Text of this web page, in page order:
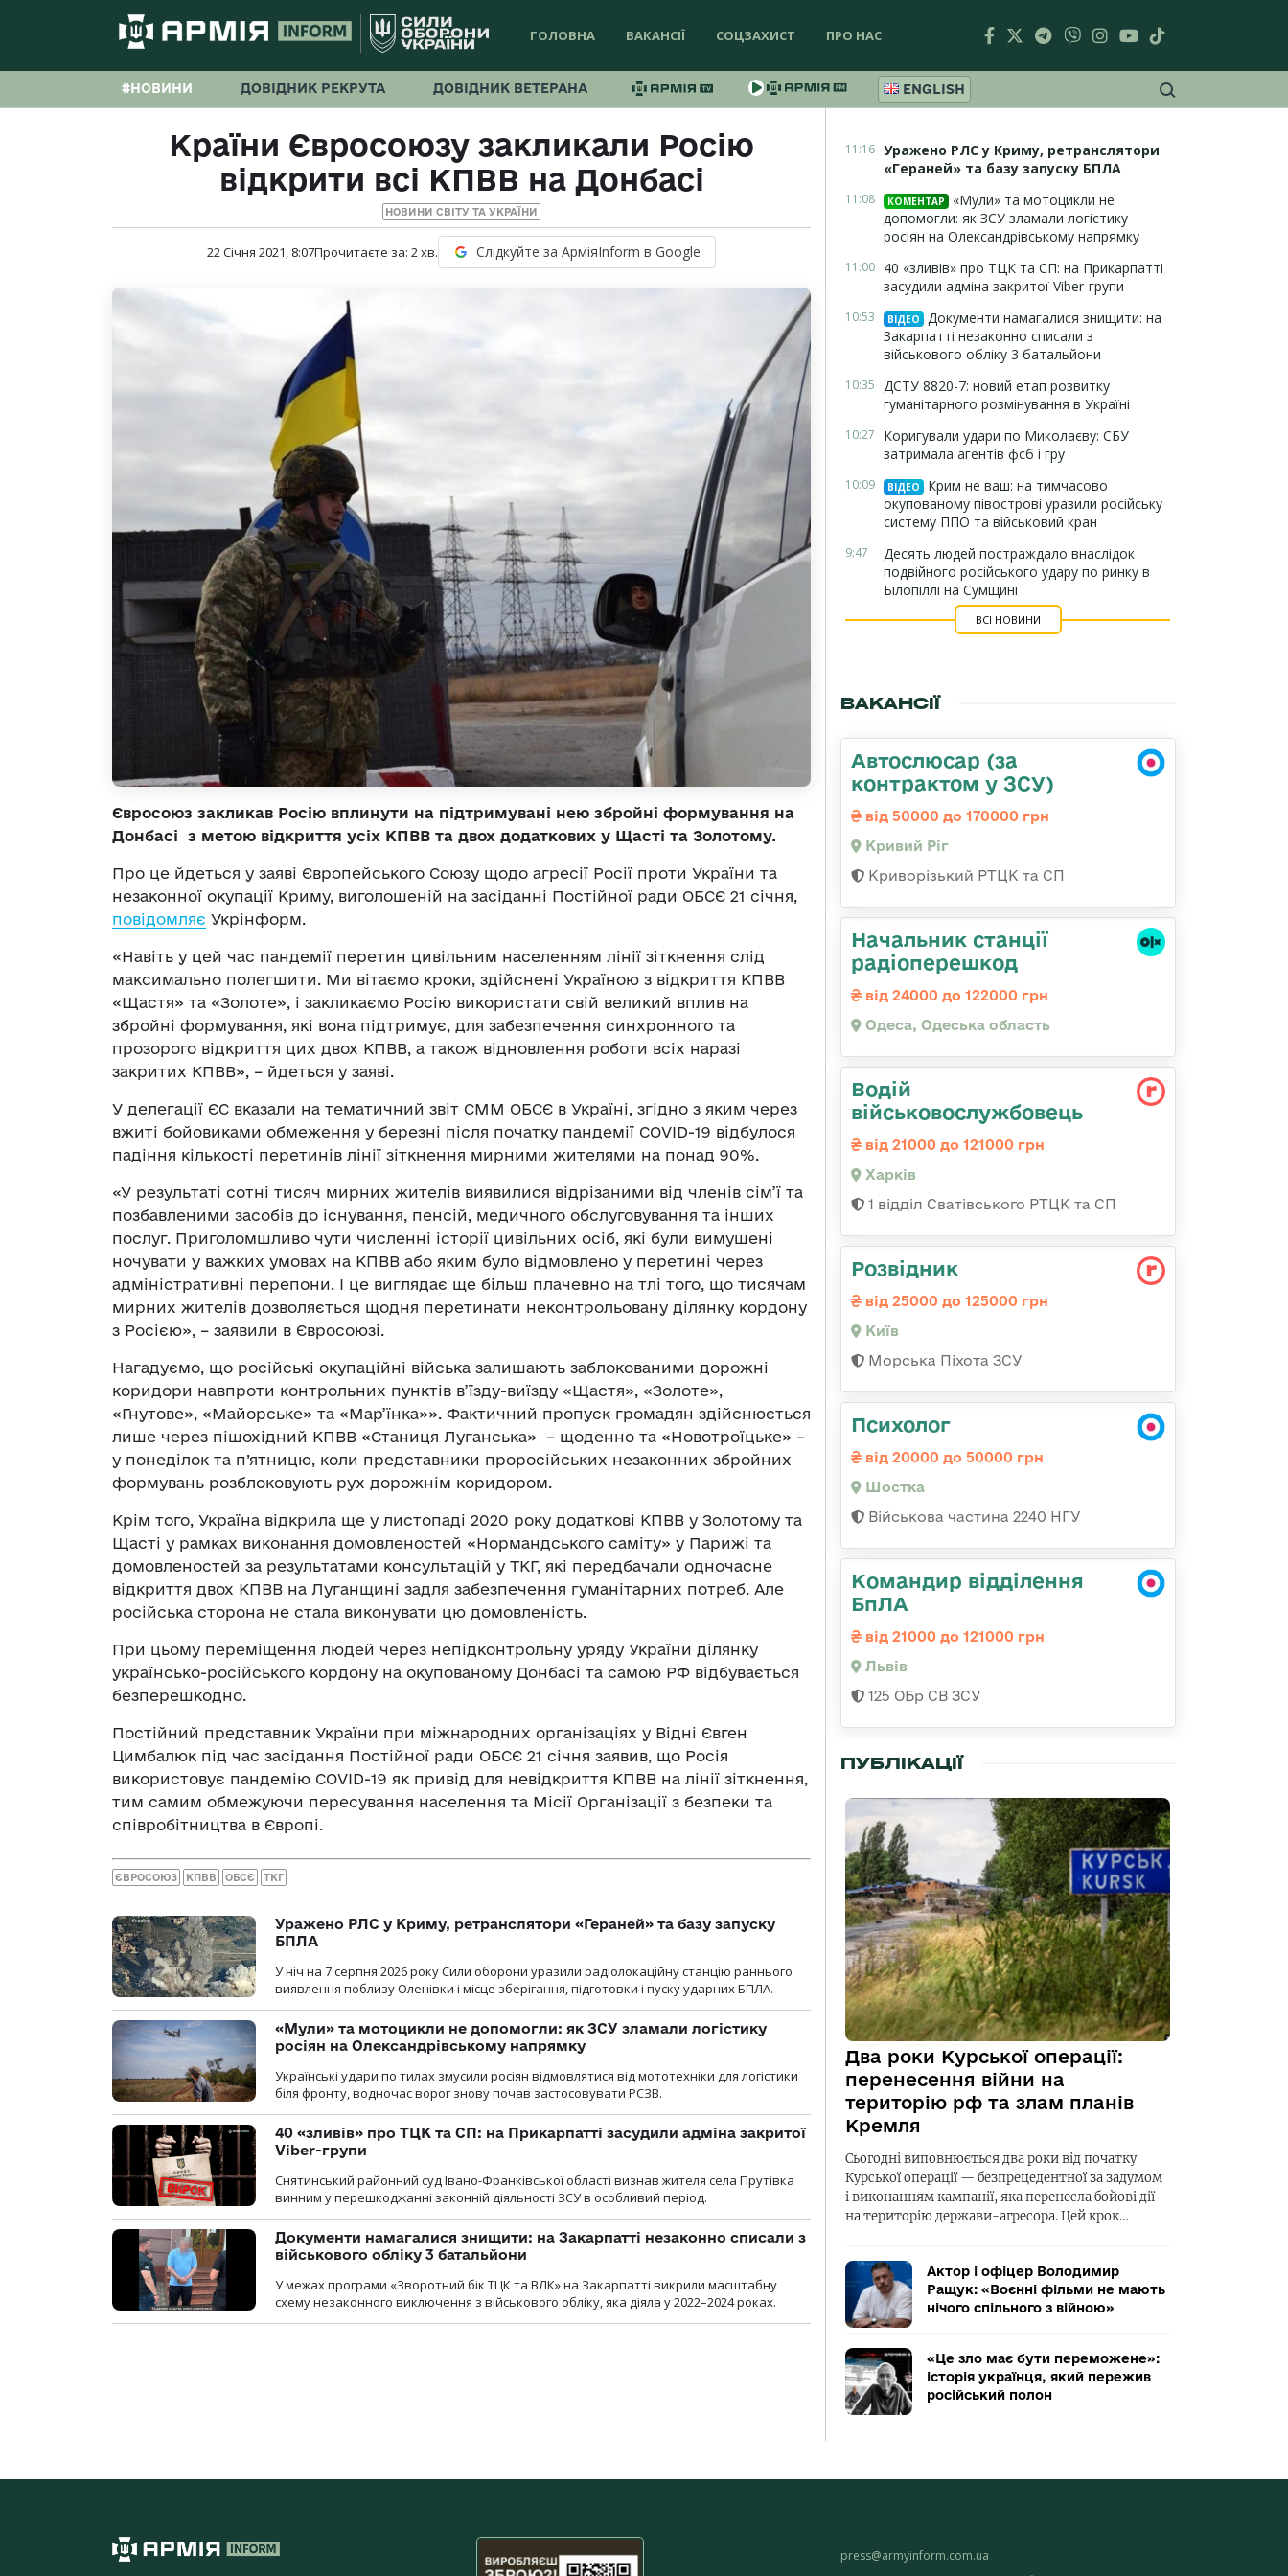
ГОЛОВНА ВАКАНСІЇ СОЦЗАХИСТ ПРО НАС
#НОВИНИ ДОВІДНИК РЕКРУТА ДОВІДНИК ВЕТЕРАНА ENGLISH
Країни Євросоюзу закликали Росію
відкрити всі КПВВ на Донбасі
НОВИНИ СВІТУ ТА УКРАЇНИ
22 Січня 2021, 8:07Прочитаєте за: 2хв. Слідкуйте за АрміяInform в Google
Євросоюз закликав Росію вплинути на підтримувані нею збройні формування на
Донбасі з метою відкриття усіх КПВВ та двох додаткових у Щасті та Золотому.
Про це йдеться у заяві Європейського Союзу щодо агресії Росії проти України та
незаконної окупації Криму, виголошеній на засіданні Постійної ради ОБСЄ 21 січня,
повідомляє Укрінформ.
«Навіть у цей час пандемії перетин цивільним населенням лінії зіткнення слід
максимально полегшити. Ми вітаємо кроки, здійснені Україною з відкриття КПВВ
«Щастя» та «Золоте», і закликаємо Росію використати свій великий вплив на
збройні формування, які вона підтримує, для забезпечення синхронного та
прозорого відкриття цих двох КПВВ, а також відновлення роботи всіх наразі
закритих КПВВ», – йдеться у заяві.
У делегації ЄС вказали на тематичний звіт СММ ОБСЄ в Україні, згідно з яким через
вжиті бойовиками обмеження у березні після початку пандемії COVID-19 відбулося
падіння кількості перетинів лінії зіткнення мирними жителями на понад 90%.
«У результаті сотні тисяч мирних жителів виявилися відрізаними від членів сім’ї та
позбавленими засобів до існування, пенсій, медичного обслуговування та інших
послуг. Приголомшливо чути численні історії цивільних осіб, які були вимушені
ночувати у важких умовах на КПВВ або яким було відмовлено у перетині через
адміністративні перепони. І це виглядає ще більш плачевно на тлі того, що тисячам
мирних жителів дозволяється щодня перетинати неконтрольовану ділянку кордону
з Росією», – заявили в Євросоюзі.
Нагадуємо, що російські окупаційні війська залишають заблокованими дорожні
коридори навпроти контрольних пунктів в’їзду-виїзду «Щастя», «Золоте»,
«Гнутове», «Майорське» та «Мар’їнка»». Фактичний пропуск громадян здійснюється
лише через пішохідний КПВВ «Станиця Луганська» – щоденно та «Новотроїцьке» –
у понеділок та п’ятницю, коли представники проросійських незаконних збройних
формувань розблоковують рух дорожнім коридором.
Крім того, Україна відкрила ще у листопаді 2020 року додаткові КПВВ у Золотому та
Щасті у рамках виконання домовленостей «Нормандського саміту» у Парижі та
домовленостей за результатами консультацій у ТКГ, які передбачали одночасне
відкриття двох КПВВ на Луганщині задля забезпечення гуманітарних потреб. Але
російська сторона не стала виконувати цю домовленість.
При цьому переміщення людей через непідконтрольну уряду України ділянку
українсько-російського кордону на окупованому Донбасі та самою РФ відбувається
безперешкодно.
Постійний представник України при міжнародних організаціях у Відні Євген
Цимбалюк під час засідання Постійної ради ОБСЄ 21 січня заявив, що Росія
використовує пандемію COVID-19 як привід для невідкриття КПВВ на лінії зіткнення,
тим самим обмежуючи пересування населення та Місії Організації з безпеки та
співробітництва в Європі.
ЄВРОСОЮЗ КПВВ ОБСЄ ТКГ
Уражено РЛС у Криму, ретранслятори «Гераней» та базу запуску
БПЛА
У ніч на 7 серпня 2026 року Сили оборони уразили радіолокаційну станцію раннього
виявлення поблизу Оленівки і місце зберігання, підготовки і пуску ударних БПЛА.
«Мули» та мотоцикли не допомогли: як ЗСУ зламали логістику
росіян на Олександрівському напрямку
Українські удари по тилах змусили росіян відмовлятися від мототехніки для логістики
біля фронту, водночас ворог знову почав застосовувати РСЗВ.
40 «зливів» про ТЦК та СП: на Прикарпатті засудили адміна закритої
Viber-групи
Снятинський районний суд Івано-Франківської області визнав жителя села Прутівка
винним у перешкоджанні законній діяльності ЗСУ в особливий період.
Документи намагалися знищити: на Закарпатті незаконно списали з
військового обліку 3 батальйони
У межах програми «Зворотний бік ТЦК та ВЛК» на Закарпатті викрили масштабну
схему незаконного виключення з військового обліку, яка діяла у 2022–2024 роках.
11:16 Уражено РЛС у Криму, ретранслятори
«Гераней» та базу запуску БПЛА
11:08 КОМЕНТАР
«Мули» та мотоцикли не
допомогли: як ЗСУ зламали логістику
росіян на Олександрівському напрямку
11:00 40 «зливів» про ТЦК та СП: на Прикарпатті
засудили адміна закритої Viber-групи
10:53 ВІДЕО
Документи намагалися знищити: на
Закарпатті незаконно списали з
військового обліку 3 батальйони
10:35 ДСТУ 8820-7: новий етап розвитку
гуманітарного розмінування в Україні
10:27
Коригували удари по Миколаєву: СБУ
затримала агентів фсб і гру
10:09 ВІДЕО
Крим не ваш: на тимчасово
окупованому півострові уразили російську
систему ППО та військовий кран
9:47
Десять людей постраждало внаслідок
подвійного російського удару по ринку в
Білопіллі на Сумщині
ВСІ НОВИНИ
ВАКАНСІЇ
Автослюсар (за
контрактом у ЗСУ)
від 50000 до 170000 грн
Кривий Ріг
Криворізький РТЦК та СП
Начальник станції
радіоперешкод
від 24000 до 122000 грн
Одеса, Одеська область
Водій
військовослужбовець
від 21000 до 121000 грн
Харків
1 відділ Сватівського РТЦК та СП
Розвідник
від 25000 до 125000 грн
Київ
Морська Піхота ЗСУ
Психолог
від 20000 до 50000 грн
Шостка
Військова частина 2240 НГУ
Командир відділення
БпЛА
від 21000 до 121000 грн
Львів
125 ОБр СВ ЗСУ
ПУБЛІКАЦІЇ
Два роки Курської операції:
перенесення війни на
територію рф та злам планів
Кремля
Сьогодні виповнюється два роки від початку
Курської операції — безпрецедентної за задумом
і виконанням кампанії, яка перенесла бойові дії
на територію держави-агресора. Цей крок…
Актор і офіцер Володимир
Ращук: «Воєнні фільми не мають
нічого спільного з війною»
«Це зло має бути переможене»:
історія українця, який пережив
російський полон
press@armyinform.com.ua